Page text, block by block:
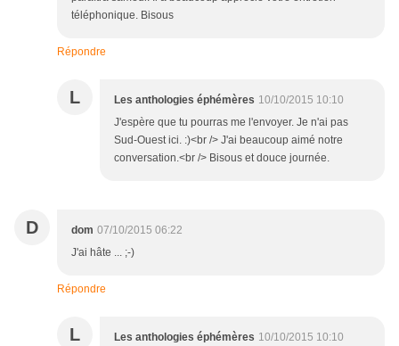
téléphonique. Bisous
Répondre
L Les anthologies éphémères 10/10/2015 10:10
J'espère que tu pourras me l'envoyer. Je n'ai pas
Sud-Ouest ici. :)<br /> J'ai beaucoup aimé notre
conversation.<br /> Bisous et douce journée.
D dom 07/10/2015 06:22
J'ai hâte ... ;-)
Répondre
L Les anthologies éphémères 10/10/2015 10:10